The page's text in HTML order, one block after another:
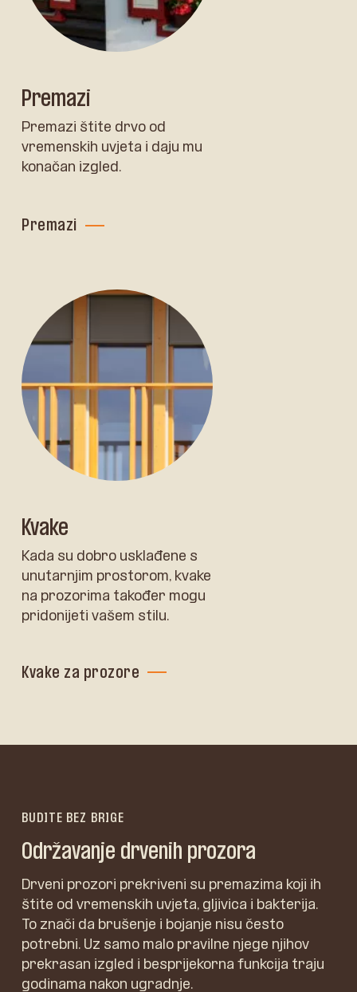
Premazi
Premazi štite drvo od
vremenskih uvjeta i daju mu
konačan izgled.
Premazi
Kvake
Kada su dobro usklađene s
unutarnjim prostorom, kvake
na prozorima također mogu
pridonijeti vašem stilu.
Kvake za prozore
BUDITE BEZ BRIGE
Održavanje drvenih prozora
Drveni prozori prekriveni su premazima koji ih
štite od vremenskih uvjeta, gljivica i bakterija.
To znači da brušenje i bojanje nisu često
potrebni. Uz samo malo pravilne njege njihov
prekrasan izgled i besprijekorna funkcija traju
godinama nakon ugradnje.